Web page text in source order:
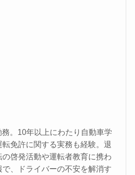
。10年以上にわたり自動車学
免許に関する実務も経験。退
啓発活動や運転者教育に携わ
で、ドライバーの不安を解消す